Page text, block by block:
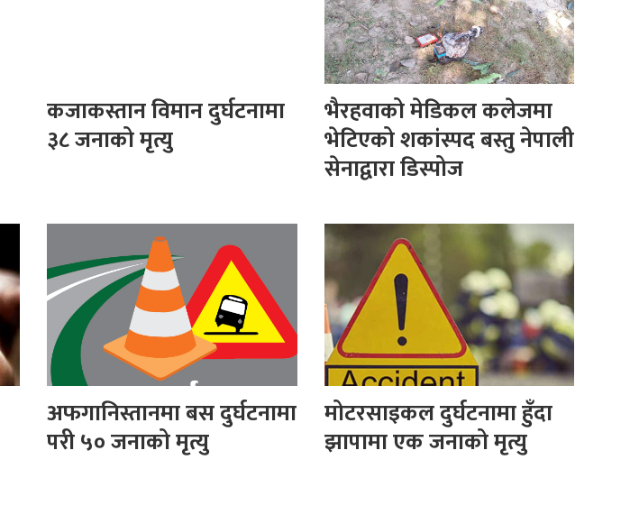
कजाकस्तान विमान दुर्घटनामा
३८ जनाको मृत्यु
भैरहवाको मेडिकल कलेजमा
भेटिएको शकांस्पद बस्तु नेपाली
सेनाद्वारा डिस्पोज
अफगानिस्तानमा बस दुर्घटनामा
परी ५० जनाको मृत्यु
मोटरसाइकल दुर्घटनामा हुँदा
झापामा एक जनाको मृत्यु